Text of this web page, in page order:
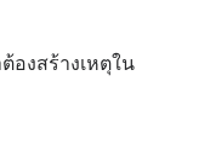
องสร้างเหตุใน